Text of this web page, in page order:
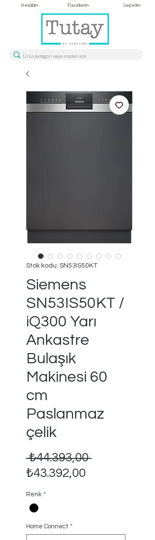
Hesabım Favorilerim Sepetim
Stok kodu: SN53IS50KT
Siemens
SN53IS50KT /
iQ300 Yarı
Ankastre
Bulaşık
Makinesi 60
cm
Paslanmaz
çelik
₺44.393,00 Normal
₺43.392,00
Renk *
Home Connect *